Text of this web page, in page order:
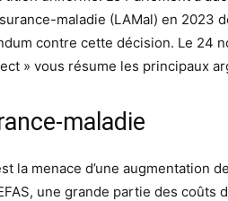
maladie (LAMal) en 2023
contre cette décision. Le 24
» vous résume les principaux
maladie
la menace d’une augmentation
une grande partie des coûts